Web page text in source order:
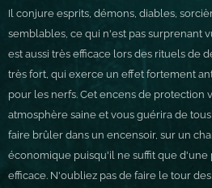
Il conjure esprits, démons, diables,
semblables, ce qui n'est pas surprenant
est aussi très efficace lors des rituels de
très fort, qui exerce un effet fortement
pour les nerfs. Cet encens de protection
atmosphère saine et vous guérira de
faire brûler dans un encensoir, sur un
économique puisqu'il ne suffit que
efficace. N'oubliez pas de faire le tour